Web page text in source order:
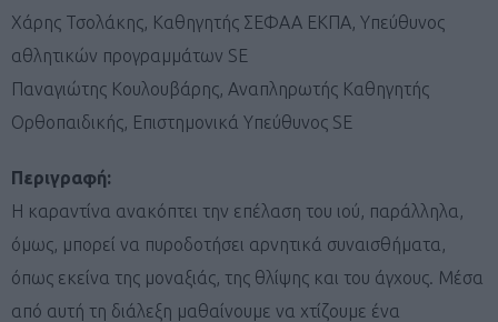
Χάρης Τσολάκης, Καθηγητής ΣΕΦΑΑ ΕΚΠΑ, Υπεύθυνος
αθλητικών προγραμμάτων SE
Παναγιώτης Κουλουβάρης, Αναπληρωτής Καθηγητής
Ορθοπαιδικής, Επιστημονικά Υπεύθυνος SE
Περιγραφή:
Η καραντίνα ανακόπτει την επέλαση του ιού, παράλληλα,
όμως, μπορεί να πυροδοτήσει αρνητικά συναισθήματα,
όπως εκείνα της μοναξιάς, της θλίψης και του άγχους. Μέσα
από αυτή τη διάλεξη μαθαίνουμε να χτίζουμε ένα